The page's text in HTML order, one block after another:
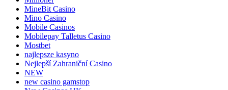
MineBit Casino
Mino Casino
Mobile Casinos
Mobilepay Talletus Casino
Mostbet
najlepsze kasyno
Nejlepší Zahraniční Casino
NEW
new casino gamstop